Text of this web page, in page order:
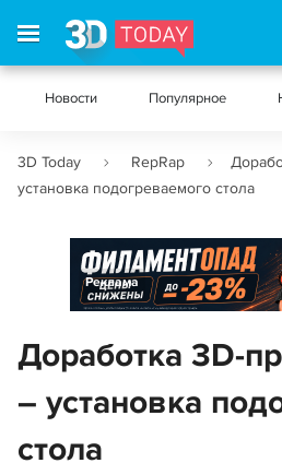
Новости Популярное
3D Today RepRap
установка подогреваемого стола
Реклама
Доработка 3D-
– установка
стола